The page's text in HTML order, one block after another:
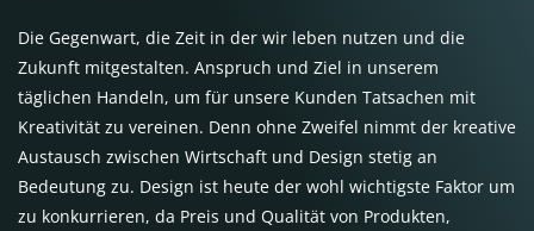
Die Gegenwart, die Zeit in der wir leben nutzen und die
Zukunft mitgestalten. Anspruch und Ziel in unserem
täglichen Handeln, um für unsere Kunden Tatsachen mit
Kreativität zu vereinen. Denn ohne Zweifel nimmt der kreative
Austausch zwischen Wirtschaft und Design stetig an
Bedeutung zu. Design ist heute der wohl wichtigste Faktor um
zu konkurrieren, da Preis und Qualität von Produkten,